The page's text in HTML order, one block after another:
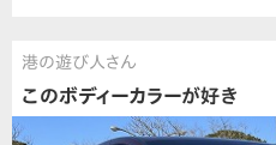
港の遊び人さん
このボディーカラーが好き